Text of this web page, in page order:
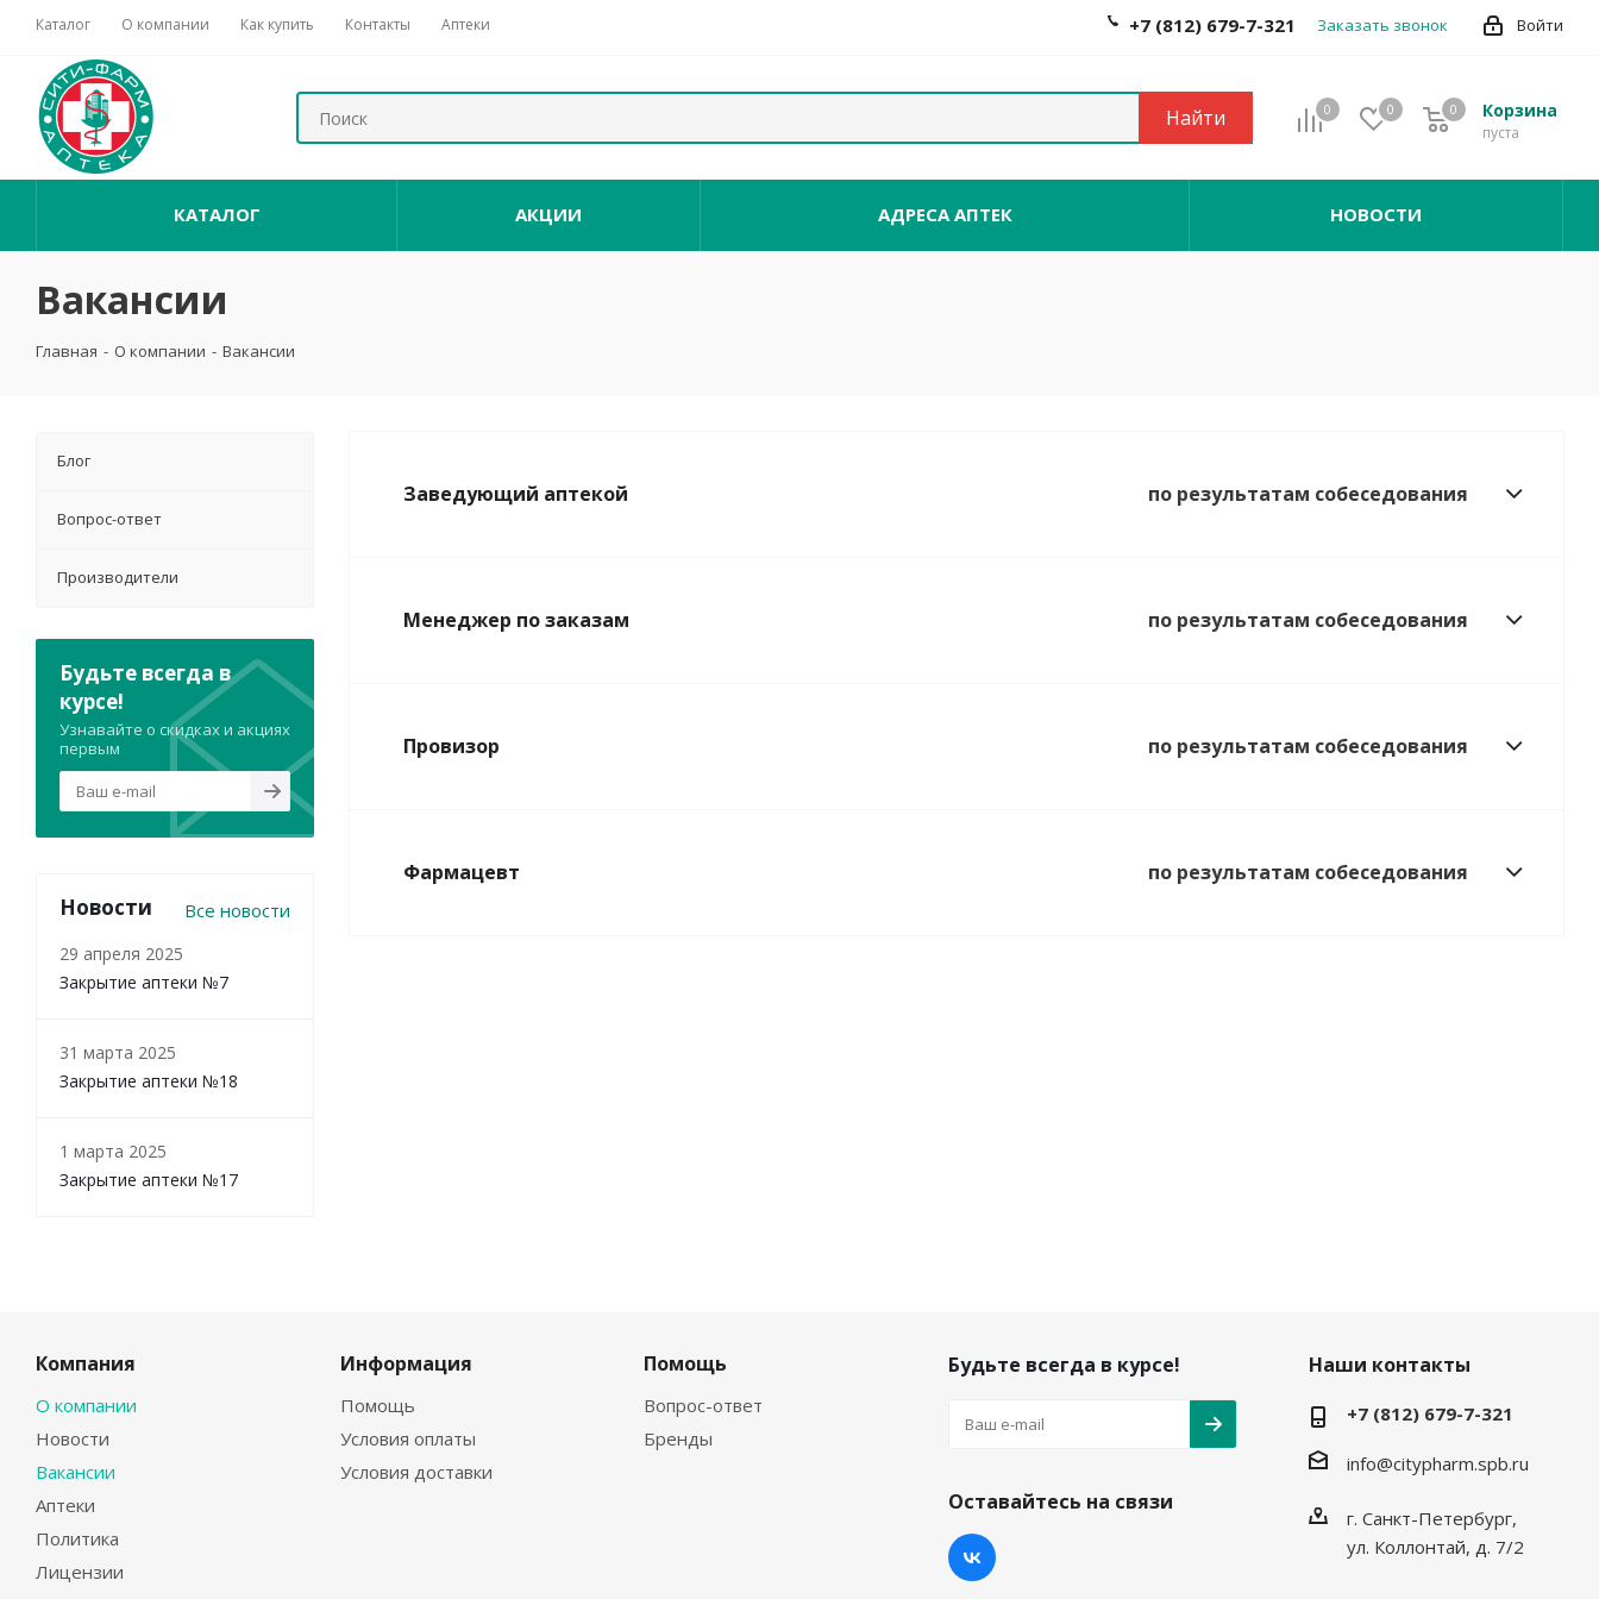
Каталог О компании Как купить Контакты Аптеки Войти
+7 (812) 679-7-321 Заказать звонок
Найти 0 0 Корзина
0
пуста
0
КАТАЛОГ АКЦИИ АДРЕСА АПТЕК НОВОСТИ
Вакансии
Главная - О компании - Вакансии
Заведующий аптекой по результатам собеседования
Менеджер по заказам по результатам собеседования
Провизор по результатам собеседования
Фармацевт по результатам собеседования
Блог
Вопрос-ответ
Производители
Будьте всегда в
курсе!
Узнавайте о скидках и акциях
первым
Новости Все новости
29 апреля 2025
Закрытие аптеки №7
31 марта 2025
Закрытие аптеки №18
1 марта 2025
Закрытие аптеки №17
Компания
О компании
Новости
Вакансии
Аптеки
Политика
Лицензии
Информация
Помощь
Условия оплаты
Условия доставки
Помощь
Вопрос-ответ
Бренды
Будьте всегда в курсе!
Оставайтесь на связи
Наши контакты
+7 (812) 679-7-321
info@citypharm.spb.ru
г. Санкт-Петербург,
ул. Коллонтай, д. 7/2